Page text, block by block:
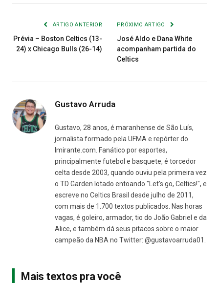
ARTIGO ANTERIOR
Prévia – Boston Celtics (13-
24) x Chicago Bulls (26-14)
PRÓXIMO ARTIGO
José Aldo e Dana White
acompanham partida do
Celtics
Gustavo Arruda
Gustavo, 28 anos, é maranhense de São Luís,
jornalista formado pela UFMA e repórter do
Imirante.com. Fanático por esportes,
principalmente futebol e basquete, é torcedor
celta desde 2003, quando ouviu pela primeira vez
o TD Garden lotado entoando "Let's go, Celtics!", e
escreve no Celtics Brasil desde julho de 2011,
com mais de 1.700 textos publicados. Nas horas
vagas, é goleiro, armador, tio do João Gabriel e da
Alice, e também dá seus pitacos sobre o maior
campeão da NBA no Twitter: @gustavoarruda01.
Mais textos pra você